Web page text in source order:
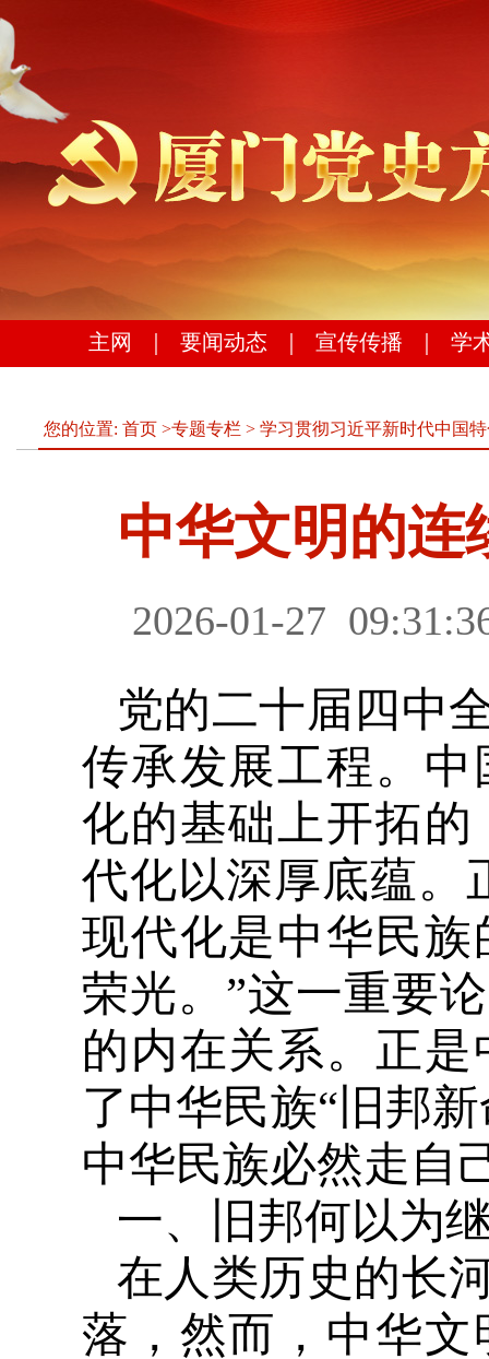
主网 要闻动态 宣传传播 学
您的位置: 首页 >专题专栏 > 学习贯彻习近平新时代中国
中华文明的连
2026-01-27
党的二十届四中
传承发展工程。
化的基础上开拓
代化以深厚底蕴。
现代化是中华民
荣光。”这一重要
的内在关系。正
了中华民族“旧邦
中华民族必然走自
一、旧邦何以为
在人类历史的长
落，然而，中华